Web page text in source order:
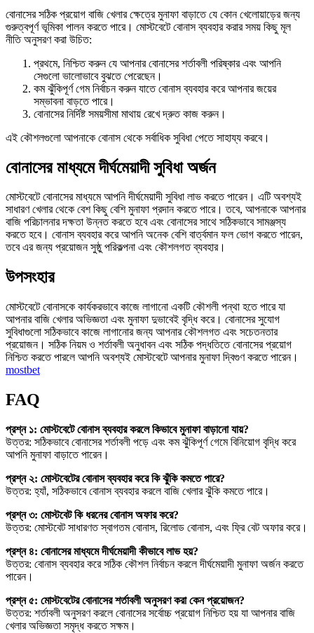
বোনাসের সঠিক প্রয়োগ বাজি খেলার ক্ষেত্রে মুনাফা বাড়াতে যে কোন খেলোয়াড়ের জন্য
গুরুত্বপূর্ণ ভূমিকা পালন করতে পারে। মোস্টবেটে বোনাস ব্যবহার করার সময় কিছু মূল
নীতি অনুসরণ করা উচিত:
প্রথমে, নিশ্চিত করুন যে আপনার বোনাসের শর্তাবলী পরিষ্কার এবং আপনি
সেগুলো ভালোভাবে বুঝতে পেরেছেন।
কম ঝুঁকিপূর্ণ গেম নির্বাচন করুন যাতে বোনাস ব্যবহার করে আপনার জয়ের
সম্ভাবনা বাড়তে পারে।
বোনাসের নির্দিষ্ট সময়সীমা মাথায় রেখে দ্রুত কাজ করুন।
এই কৌশলগুলো আপনাকে বোনাস থেকে সর্বাধিক সুবিধা পেতে সাহায্য করবে।
বোনাসের মাধ্যমে দীর্ঘমেয়াদী সুবিধা অর্জন
মোস্টবেটে বোনাসের মাধ্যমে আপনি দীর্ঘমেয়াদী সুবিধা লাভ করতে পারেন। এটি অবশ্যই
সাধারণ খেলার থেকে বেশ কিছু বেশি মুনাফা প্রদান করতে পারে। তবে, আপনাকে আপনার
বাজি পরিচালনার দক্ষতা উন্নত করতে হবে এবং বোনাসের সাথে সঠিকভাবে সামঞ্জস্য
করতে হবে। বোনাস ব্যবহার করে আপনি অনেক বেশি বার্ত্বমান ফল ভোগ করতে পারেন,
তবে এর জন্য প্রয়োজন সুষ্ঠু পরিকল্পনা এবং কৌশলগত ব্যবহার।
উপসংহার
মোস্টবেটে বোনাসকে কার্যকরভাবে কাজে লাগানো একটি কৌশলী পন্থা হতে পারে যা
আপনার বাজি খেলার অভিজ্ঞতা এবং মুনাফা দুভাবেই বৃদ্ধি করে। বোনাসের সুযোগ
সুবিধাগুলো সঠিকভাবে কাজে লাগানোর জন্য আপনার কৌশলগত এবং সচেতনতার
প্রয়োজন। সঠিক নিয়ম ও শর্তাবলী অনুধাবন এবং সঠিক পদ্ধতিতে বোনাসের প্রয়োগ
নিশ্চিত করতে পারলে আপনি অবশ্যই মোস্টবেটে আপনার মুনাফা দ্বিগুণ করতে পারেন।
mostbet
FAQ
প্রশ্ন ১: মোস্টবেটে বোনাস ব্যবহার করলে কিভাবে মুনাফা বাড়ানো যায়?
উত্তর: সঠিকভাবে বোনাসের শর্তাবলী পড়ে এবং কম ঝুঁকিপূর্ণ গেমে বিনিয়োগ বৃদ্ধি করে
আপনি মুনাফা বাড়াতে পারেন।
প্রশ্ন ২: মোস্টবেটের বোনাস ব্যবহার করে কি ঝুঁকি কমতে পারে?
উত্তর: হ্যাঁ, সঠিকভাবে বোনাস ব্যবহার করলে বাজি খেলার ঝুঁকি কমতে পারে।
প্রশ্ন ৩: মোস্টবেট কি ধরনের বোনাস অফার করে?
উত্তর: মোস্টবেট সাধারণত স্বাগতম বোনাস, রিলোড বোনাস, এবং ফ্রি বেট অফার করে।
প্রশ্ন ৪: বোনাসের মাধ্যমে দীর্ঘমেয়াদী কীভাবে লাভ হয়?
উত্তর: বোনাস ব্যবহার করে সঠিক কৌশল নির্বাচন করলে দীর্ঘমেয়াদী মুনাফা অর্জন করতে
পারেন।
প্রশ্ন ৫: মোস্টবেটের বোনাসের শর্তাবলী অনুসরণ করা কেন প্রয়োজন?
উত্তর: শর্তাবলী অনুসরণ করলে বোনাসের সর্বোচ্চ প্রয়োগ নিশ্চিত হয় যা আপনার বাজি
খেলার অভিজ্ঞতা সমৃদ্ধ করতে সক্ষম।